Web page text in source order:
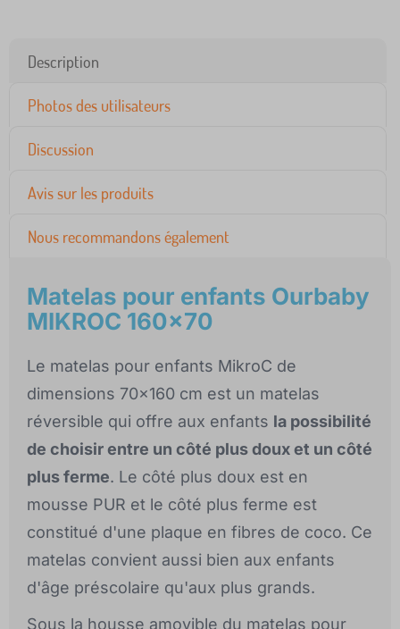
Description
Photos des utilisateurs
Discussion
Avis sur les produits
Nous recommandons également
Matelas pour enfants Ourbaby
MIKROC 160x70
Le matelas pour enfants MikroC de
dimensions 70x160 cm est un matelas
réversible qui offre aux enfants la possibilité
de choisir entre un côté plus doux et un côté
plus ferme. Le côté plus doux est en
mousse PUR et le côté plus ferme est
constitué d'une plaque en fibres de coco. Ce
matelas convient aussi bien aux enfants
d'âge préscolaire qu'aux plus grands.
Sous la housse amovible du matelas pour